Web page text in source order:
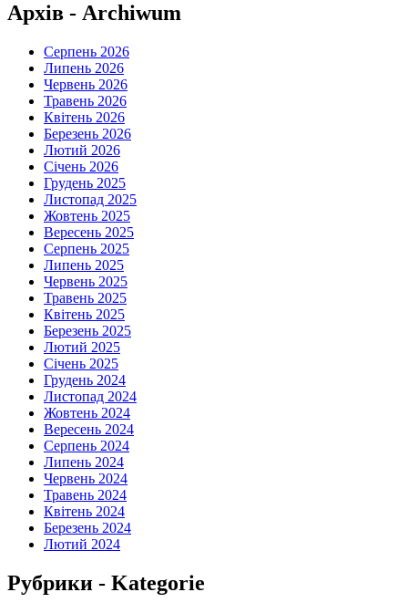
Архів - Archiwum
Серпень 2026
Липень 2026
Червень 2026
Травень 2026
Квітень 2026
Березень 2026
Лютий 2026
Січень 2026
Грудень 2025
Листопад 2025
Жовтень 2025
Вересень 2025
Серпень 2025
Липень 2025
Червень 2025
Травень 2025
Квітень 2025
Березень 2025
Лютий 2025
Січень 2025
Грудень 2024
Листопад 2024
Жовтень 2024
Вересень 2024
Серпень 2024
Липень 2024
Червень 2024
Травень 2024
Квітень 2024
Березень 2024
Лютий 2024
Рубрики - Kategorie